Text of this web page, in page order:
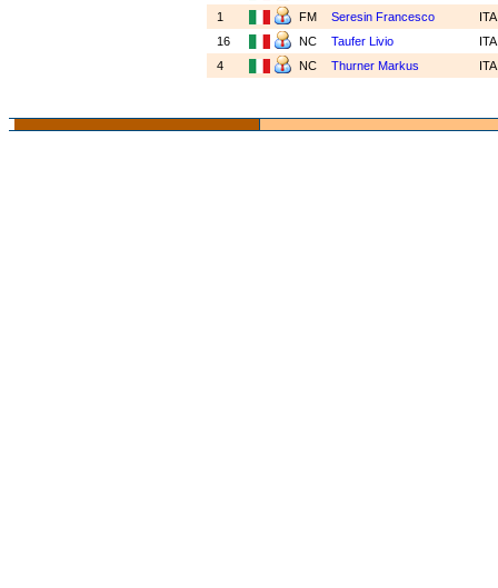
1
FM Seresin Francesco
16
NC Taufer Livio
4
NC Thurner Markus